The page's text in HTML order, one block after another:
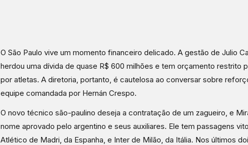
O São Paulo vive um momento financeiro delicado. A gestão de Julio
herdou uma dívida de quase R$ 600 milhões e tem orçamento restrito
por atletas. A diretoria, portanto, é cautelosa ao conversar sobre
equipe comandada por Hernán Crespo.
O novo técnico são-paulino deseja a contratação de um zagueiro, e
nome aprovado pelo argentino e seus auxiliares. Ele tem passagens
Atlético de Madri, da Espanha, e Inter de Milão, da Itália. Nos últimos